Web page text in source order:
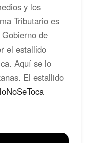
y los
Tributario es
de
el estallido
Aquí se lo
El estallido